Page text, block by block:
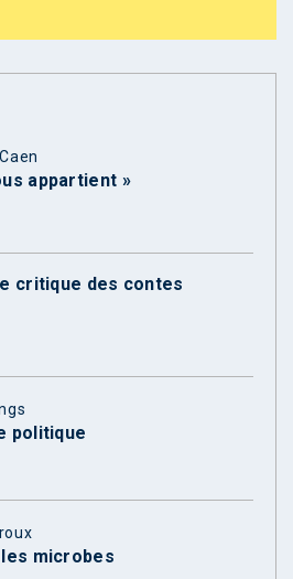
appartient »
critique des contes
politique
microbes